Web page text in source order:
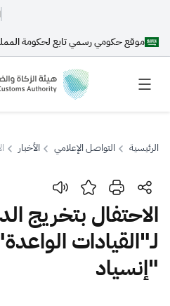
موقع حكومي رسمي تابع لحكومة
بحث
بحث بحث AI
اقتراحات
الرئيسية التواصل الإعلامي الأخبار
الاحتفال بتخريج
لـ"القيادات
"إنسياد